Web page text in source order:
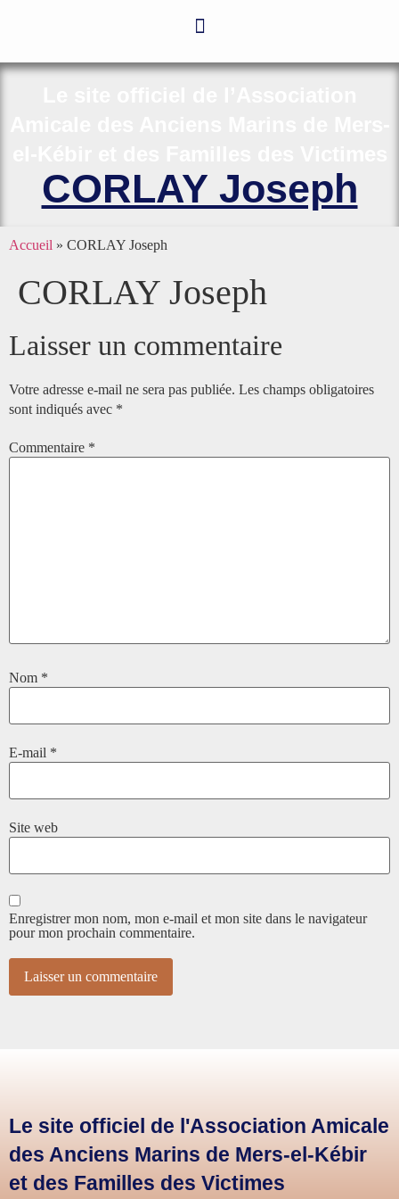
CORLAY Joseph
Accueil » CORLAY Joseph
CORLAY Joseph
Laisser un commentaire
Votre adresse e-mail ne sera pas publiée. Les champs obligatoires
sont indiqués avec *
Commentaire *
Nom *
E-mail *
Site web
Enregistrer mon nom, mon e-mail et mon site dans le navigateur
pour mon prochain commentaire.
Le site officiel de l'Association Amicale
des Anciens Marins de Mers-el-Kébir
et des Familles des Victimes